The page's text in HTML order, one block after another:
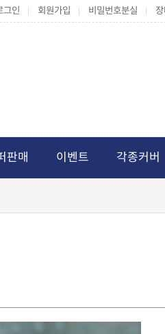
그인 회원가입 비밀번호분실
판매 이벤트 각종커버